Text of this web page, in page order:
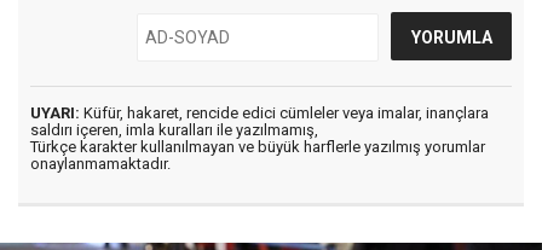
UYARI: Küfür, hakaret, rencide edici cümleler veya imalar, inançlara
saldırı içeren, imla kuralları ile yazılmamış,
Türkçe karakter kullanılmayan ve büyük harflerle yazılmış yorumlar
onaylanmamaktadır.